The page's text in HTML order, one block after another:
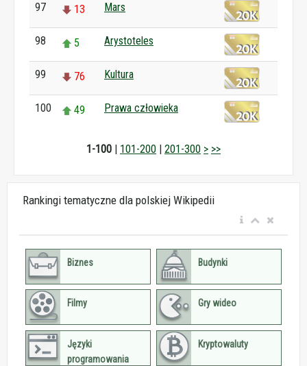
97 13 Mars
98 5 Arystoteles
99 76 Kultura
100 49 Prawa człowieka
1-100 | 101-200 | 201-300 > >>
Rankingi tematyczne dla polskiej Wikipedii
Biznes Budynki
Filmy Gry wideo
Języki
programowania
Kryptowaluty